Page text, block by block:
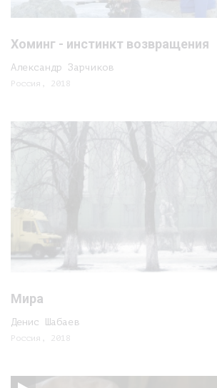
Хоминг - инстинкт возвращения
Александр Зарчиков
Россия, 2018
Мира
Денис Шабаев
Россия, 2018